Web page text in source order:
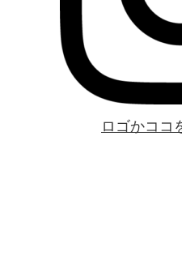
ロゴかココ